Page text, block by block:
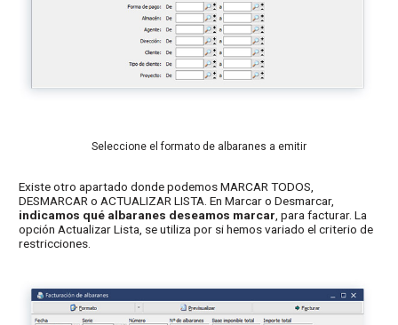
Seleccione el formato de albaranes a emitir
Existe otro apartado donde podemos MARCAR TODOS,
DESMARCAR o ACTUALIZAR LISTA. En Marcar o Desmarcar,
indicamos qué albaranes deseamos marcar , para facturar. La
opción Actualizar Lista, se utiliza por si hemos variado el criterio de
restricciones.